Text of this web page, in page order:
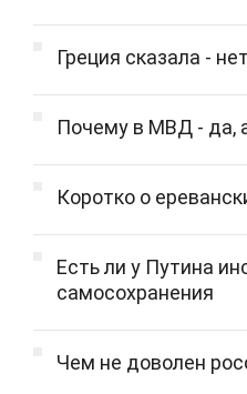
Греция сказала -
Почему в МВД - да,
Коротко о
Есть ли у Путина
самосохранения
Чем не доволен